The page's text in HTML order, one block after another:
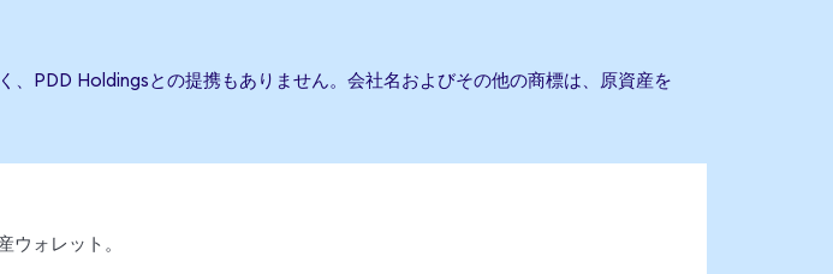
PDD Holdingsとの提携もありません。会社名およびその他の商標は、原資産を
ウォレット。